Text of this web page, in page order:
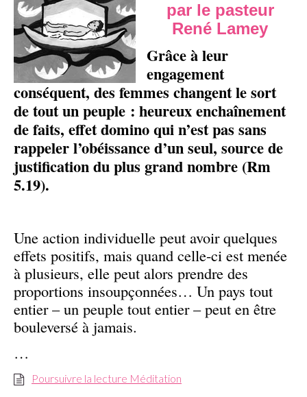
par le pasteur
René Lamey
Grâce à leur
engagement
conséquent, des femmes changent le sort
de tout un peuple : heureux enchaînement
de faits, effet domino qui n’est pas sans
rappeler l’obéissance d’un seul, source de
justification du plus grand nombre (Rm
5.19).
Une action individuelle peut avoir quelques
effets positifs, mais quand celle-ci est menée
à plusieurs, elle peut alors prendre des
proportions insoupçonnées… Un pays tout
entier – un peuple tout entier – peut en être
bouleversé à jamais.
…
Poursuivre la lecture Méditation